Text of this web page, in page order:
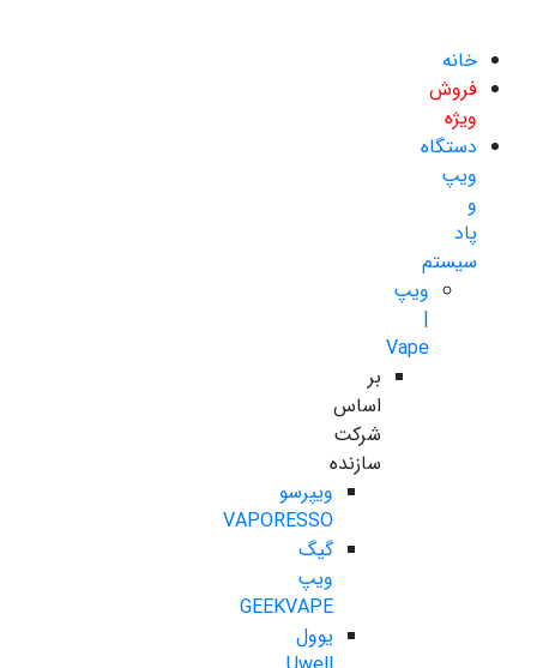
خانه
فروش
ویژه
دستگاه
ویپ
و
پاد
سیستم
ویپ
|
Vape
بر
اساس
شرکت
سازنده
ویپرسو
VAPORESSO
گیگ
ویپ
GEEKVAPE
یوول